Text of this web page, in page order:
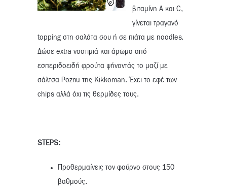
βιταμίνη A και C,
γίνεται τραγανό
topping στη σαλάτα σου ή σε πιάτα με noodles.
Δώσε extra νοστιμιά και άρωμα από
εσπεριδοειδή φρούτα ψήνοντάς το μαζί με
σάλτσα Poznu της Kikkoman. Έχει το εφέ των
chips αλλά όχι τις θερμίδες τους.
STEPS:
Προθερμαίνεις τον φούρνο στους 150
βαθμούς.